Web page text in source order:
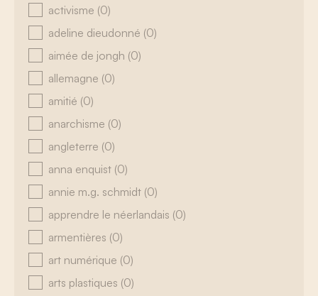
activisme (0)
adeline dieudonné (0)
aimée de jongh (0)
allemagne (0)
amitié (0)
anarchisme (0)
angleterre (0)
anna enquist (0)
annie m.g. schmidt (0)
apprendre le néerlandais (0)
armentières (0)
art numérique (0)
arts plastiques (0)